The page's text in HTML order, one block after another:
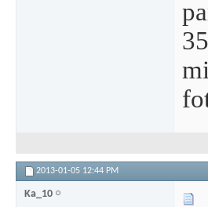
2013-01-05 12:44 PM
Ka_10